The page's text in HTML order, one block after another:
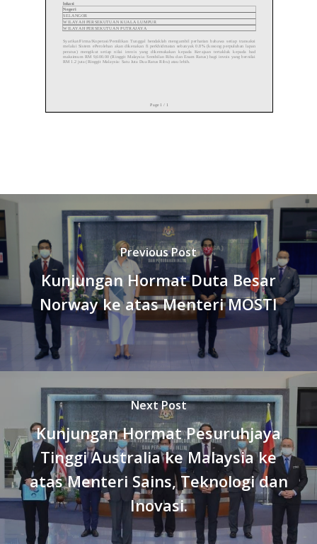
Previous Post
Kunjungan Hormat Duta Besar
Norway ke atas Menteri MOSTI
Next Post
Kunjungan Hormat Pesuruhjaya
Tinggi Australia ke Malaysia ke
atas Menteri Sains, Teknologi dan
Inovasi.